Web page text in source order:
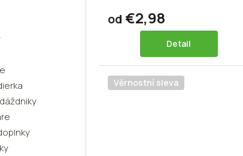
od €2,98
Detail
Věrnostní sleva